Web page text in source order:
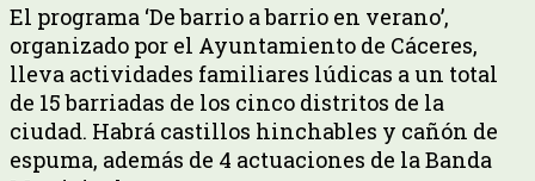
El programa ‘De barrio a barrio en verano’,
organizado por el Ayuntamiento de Cáceres,
lleva actividades familiares lúdicas a un total
de 15 barriadas de los cinco distritos de la
ciudad. Habrá castillos hinchables y cañón de
espuma, además de 4 actuaciones de la Banda